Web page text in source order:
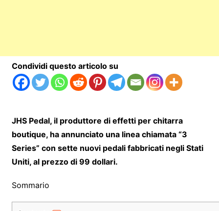
Condividi questo articolo su
JHS Pedal, il produttore di effetti per chitarra
boutique, ha annunciato una linea chiamata “3
Series” con sette nuovi pedali fabbricati negli Stati
Uniti, al prezzo di 99 dollari.
Sommario